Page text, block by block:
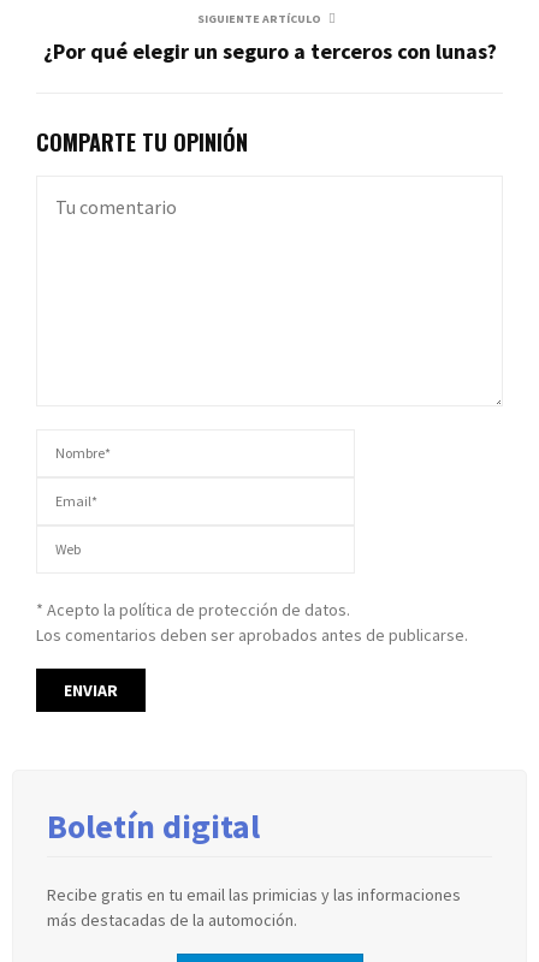
SIGUIENTE ARTÍCULO
¿Por qué elegir un seguro a terceros con lunas?
COMPARTE TU OPINIÓN
* Acepto la política de protección de datos.
Los comentarios deben ser aprobados antes de publicarse.
Boletín digital
Recibe gratis en tu email las primicias y las informaciones
más destacadas de la automoción.